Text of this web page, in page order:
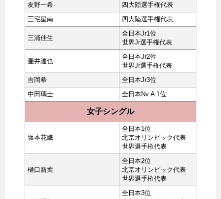
友野一希
四大陸選手権代表
三宅星南
四大陸選手権代表
三浦佳生
全日本Jr1位
世界Jr選手権代表
壷井達也
全日本Jr2位
世界Jr選手権代表
吉岡希
全日本Jr3位
中田璃士
全日本Nv.A 1位
女子シングル
坂本花織
全日本1位
北京オリンピック代表
世界選手権代表
樋口新葉
全日本2位
北京オリンピック代表
世界選手権代表
全日本3位